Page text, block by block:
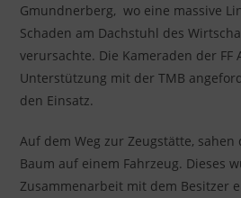
Gmundnerberg, wo eine massive
Schaden am Dachstuhl des
verursachte. Die Kameraden der
Unterstützung mit der TMB
den Einsatz.
Auf dem Weg zur Zeugstätte,
Baum auf einem Fahrzeug. Dieses
Zusammenarbeit mit dem Besitzer